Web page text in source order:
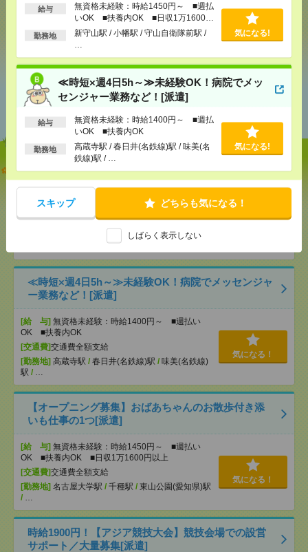
給与
無資格未経験：時給1450円～ ■週払
いOK ■扶養内OK ■日収1万1600円
以上
勤務地
新守山駅 / 小幡駅 / 守山自衛隊前駅 /
気になる!
≪時短×週4日5h～≫未経験OK！病院でメッ
センジャー業務など！[派遣]
給与
無資格未経験：時給1400円～ ■週払
いOK ■扶養内OK
勤務地
高蔵寺駅 / 春日井(名鉄線)駅 / 味美(名
鉄線)駅 / …
気になる!
スキップ どちらも気になる！
しばらく表示しない
シェア ブックマーク
あなたの閲覧履歴からの
活のお手伝い[派遣]
[給 与]無資格未経験：時給1450円～ ■週払い
OK ■扶養内OK ■日収1万1600円以上
≪時短×週4日5h～≫未経験OK！病院でメッセンジャ
ー業務など！[派遣]
[給 与] 無資格未経験：時給1400円～ ■週払い
OK ■扶養内OK
[交通費]交通費全額支給
[勤務地] 高蔵寺駅 / 春日井(名鉄線)駅 / 味美(名鉄線)
駅 / …
気になる！
【オープニング募集】おばあちゃんのお散歩付き添
いも仕事の1つ[派遣]
[給 与] 無資格未経験：時給1450円～ ■週払い
OK ■扶養内OK ■日収1万1600円以上
[交通費]交通費全額支給
[勤務地] 名古屋大学駅 / 千種駅 / 東山公園(愛知県)駅
/ …
気になる！
時給1900円！【アジア競技大会】競技会場での設営
サポート／大量募集[派遣]